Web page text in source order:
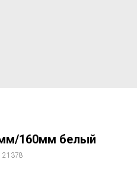
160мм белый
21378